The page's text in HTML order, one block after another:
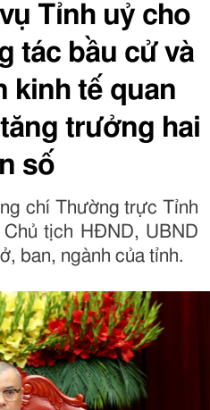
Tỉnh uỷ cho
tác bầu cử và
kinh tế quan
trưởng hai
số
chí Thường trực Tỉnh
tịch HĐND, UBND
ban, ngành của tỉnh.